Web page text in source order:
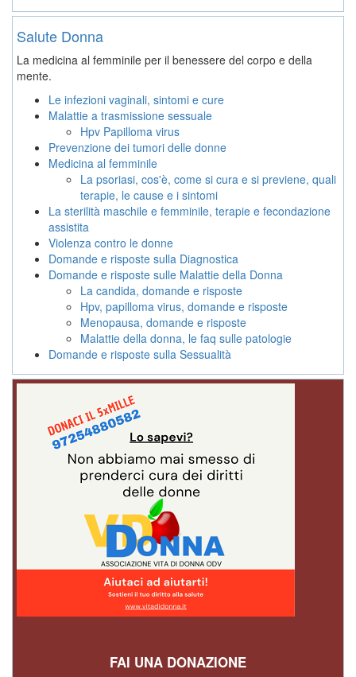
Salute Donna
La medicina al femminile per il benessere del corpo e della
mente.
Le infezioni vaginali, sintomi e cure
Malattie a trasmissione sessuale
Hpv Papilloma virus
Prevenzione dei tumori delle donne
Medicina al femminile
La psoriasi, cos'è, come si cura e si previene, quali
terapie, le cause e i sintomi
La sterilità maschile e femminile, terapie e fecondazione
assistita
Violenza contro le donne
Domande e risposte sulla Diagnostica
Domande e risposte sulle Malattie della Donna
La candida, domande e risposte
Hpv, papilloma virus, domande e risposte
Menopausa, domande e risposte
Malattie della donna, le faq sulle patologie
Domande e risposte sulla Sessualità
FAI UNA DONAZIONE